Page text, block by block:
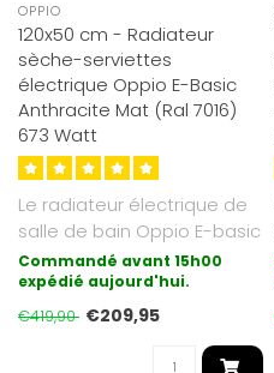
OPPIO
120x50 cm - Radiateur
sèche-serviettes
électrique Oppio E-Basic
Anthracite Mat (Ral 7016)
673 Watt
Le radiateur électrique de
salle de bain Oppio E-basic
est la forme de chauffag..
Commandé avant 15h00
expédié aujourd'hui.
€419,90 €209,95